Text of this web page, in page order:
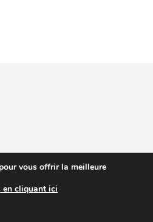
la santé”
sont pas remboursables
vous offrir la meilleure
en cliquant ici